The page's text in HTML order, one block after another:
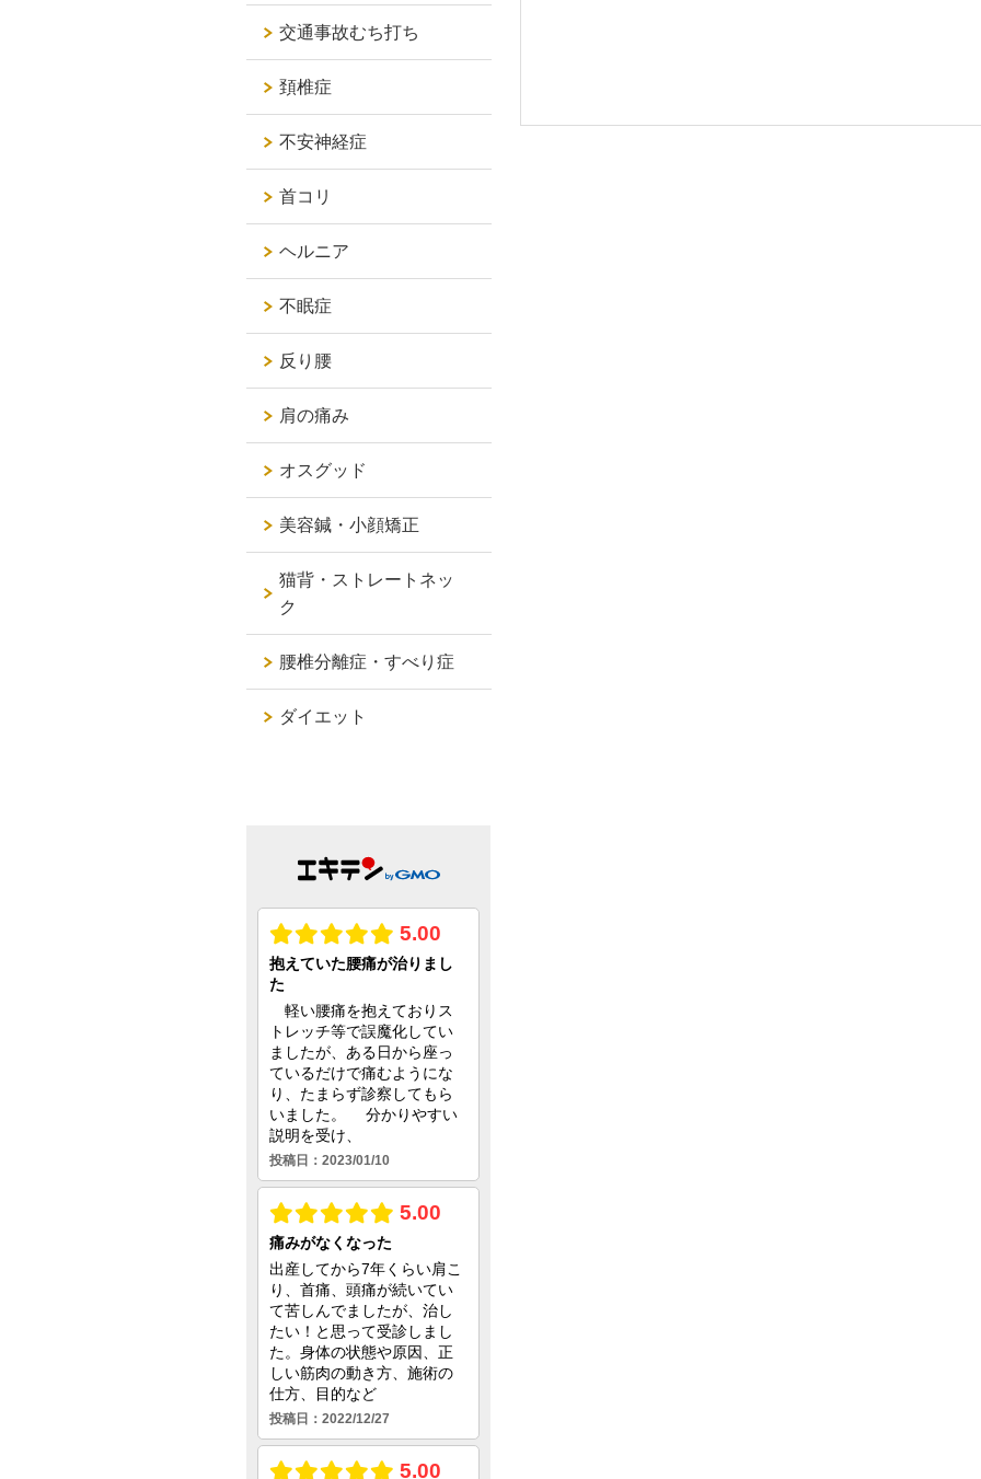
交通事故むち打ち
頚椎症
不安神経症
首コリ
ヘルニア
不眠症
反り腰
肩の痛み
オスグッド
美容鍼・小顔矯正
猫背・ストレートネッ
ク
腰椎分離症・すべり症
ダイエット